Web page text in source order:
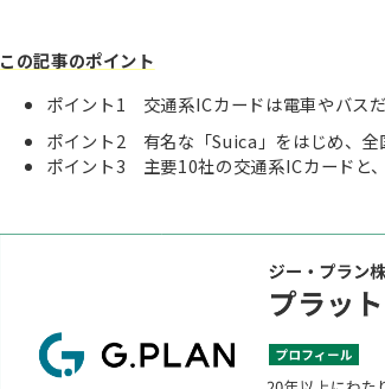
この記事のポイント
ポイント1 交通系ICカードは電車やバス
ポイント2 有名な「Suica」をはじめ、全
ポイント3 主要10社の交通系ICカードと